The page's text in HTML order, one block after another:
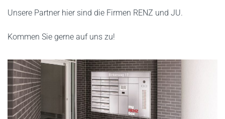
Unsere Partner hier sind die Firmen RENZ und JU.
Kommen Sie gerne auf uns zu!